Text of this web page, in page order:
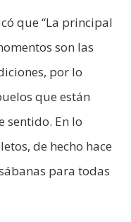
que “La principal
son las
por lo
que están
sentido. En lo
de hecho hace
para todas